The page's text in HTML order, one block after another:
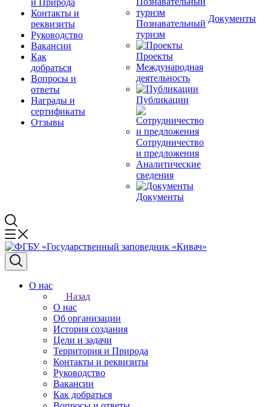
и Природа
Контакты и
реквизиты
Руководство
Вакансии
Как
добраться
Вопросы и
ответы
Награды и
сертификаты
Отзывы
Познавательный
туризм
Проекты
Международная
деятельность
Публикации
Сотрудничество
и предложения
Аналитические
сведения
Документы
Документы
О нас
Назад
О нас
Об организации
История создания
Цели и задачи
Территория и Природа
Контакты и реквизиты
Руководство
Вакансии
Как добраться